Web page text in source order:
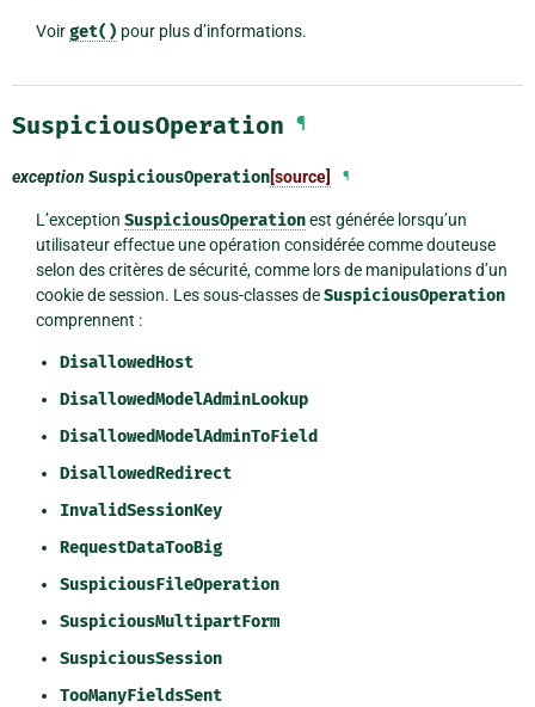
Voirget() pour plus d’informations.
SuspiciousOperation ¶
exception SuspiciousOperation[source] ¶
L’exception SuspiciousOperationest générée lorsqu’un
utilisateur effectue une opération considérée comme douteuse
selon des critères de sécurité, comme lors de manipulations d’un
cookie de session. Les sous-classes deSuspiciousOperation
comprennent :
DisallowedHost
DisallowedModelAdminLookup
DisallowedModelAdminToField
DisallowedRedirect
InvalidSessionKey
RequestDataTooBig
SuspiciousFileOperation
SuspiciousMultipartForm
SuspiciousSession
TooManyFieldsSent